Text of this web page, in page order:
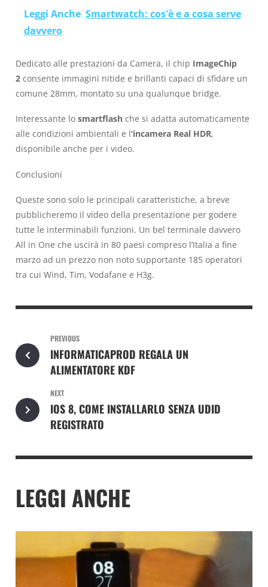
Leggi Anche Smartwatch: cos'è e a cosa serve
davvero
Dedicato alle prestazioni da Camera, il chip ImageChip
2 consente immagini nitide e brillanti capaci di sfidare un
comune 28mm, montato su una qualunque bridge.
Interessante lo smartflash che si adatta automaticamente
alle condizioni ambientali e l‘incamera Real HDR,
disponibile anche per i video.
Conclusioni
Queste sono solo le principali caratteristiche, a breve
pubblicheremo il video della presentazione per godere
tutte le interminabili funzioni. Un bel terminale davvero
All in One che uscirà in 80 paesi compreso l’Italia a fine
marzo ad un prezzo non noto supportante 185 operatori
tra cui Wind, Tim, Vodafane e H3g.
PREVIOUS
INFORMATICAPROD REGALA UN
ALIMENTATORE KDF
NEXT
IOS 8, COME INSTALLARLO SENZA UDID
REGISTRATO
LEGGI ANCHE